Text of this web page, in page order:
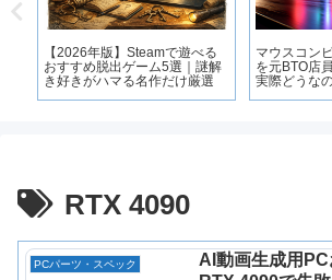
【2026年版】Steamで遊べる
おすすめ脱出ゲーム5選｜謎解
き好きがハマる名作だけ厳選
マウスコン
を元BTO店
実際どうな
RTX 4090
PCパーツ・スペック
AI動画生成用PC